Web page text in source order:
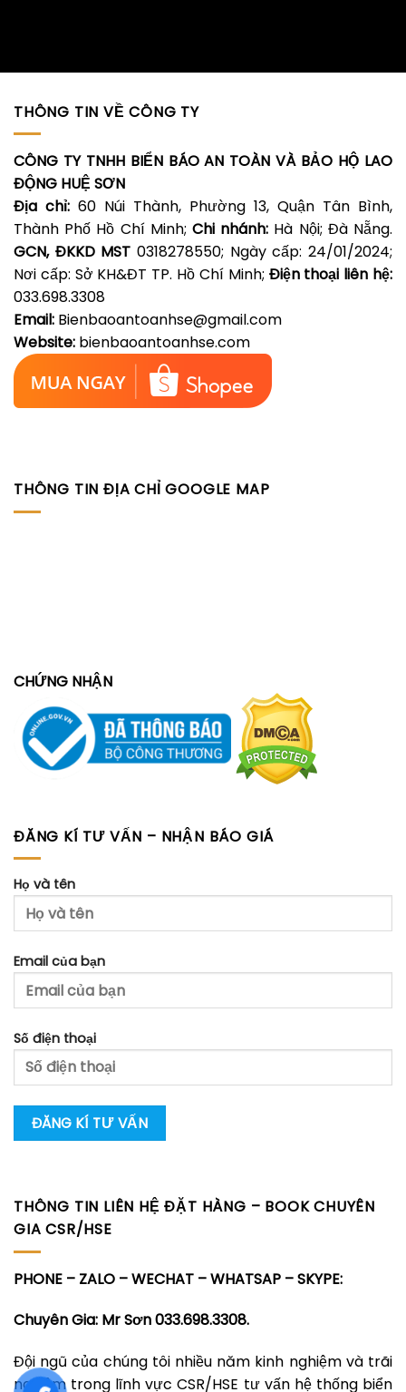
THÔNG TIN VỀ CÔNG TY
CÔNG TY TNHH BIỂN BÁO AN TOÀN VÀ BẢO HỘ LAO
ĐỘNG HUỆ SƠN
Địa chỉ: 60 Núi Thành, Phường 13, Quận Tân Bình,
Thành Phố Hồ Chí Minh; Chi nhánh: Hà Nội; Đà Nẵng.
GCN, ĐKKD MST 0318278550; Ngày cấp: 24/01/2024;
Nơi cấp: Sở KH&ĐT TP. Hồ Chí Minh; Điện thoại liên hệ:
033.698.3308
Email: Bienbaoantoanhse@gmail.com
Website: bienbaoantoanhse.com
THÔNG TIN ĐỊA CHỈ GOOGLE MAP
CHỨNG NHẬN
ĐĂNG KÍ TƯ VẤN – NHẬN BÁO GIÁ
Họ và tên
Email của bạn
Số điện thoại
THÔNG TIN LIÊN HỆ ĐẶT HÀNG – BOOK CHUYÊN
GIA CSR/HSE
PHONE – ZALO – WECHAT – WHATSAP – SKYPE:
Chuyên Gia: Mr Sơn 033.698.3308.
Đội ngũ của chúng tôi nhiều năm kinh nghiệm và trãi
nghiệm trong lĩnh vực CSR/HSE tư vấn hệ thống biển